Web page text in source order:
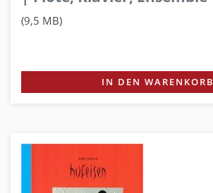
(9,5 MB)
IN DEN WARENKORB